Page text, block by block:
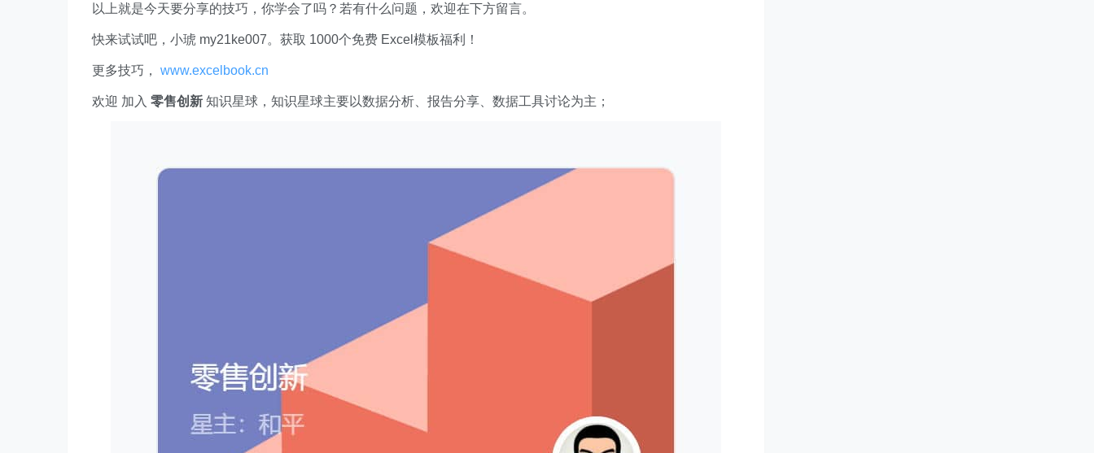
以上就是今天要分享的技巧，你学会了吗？若有什么问题，欢迎在下方留言。
快来试试吧，小琥 my21ke007。获取 1000个免费 Excel模板福利​​​​！
更多技巧， www.excelbook.cn
欢迎 加入 零售创新 知识星球，知识星球主要以数据分析、报告分享、数据工具讨论为主；